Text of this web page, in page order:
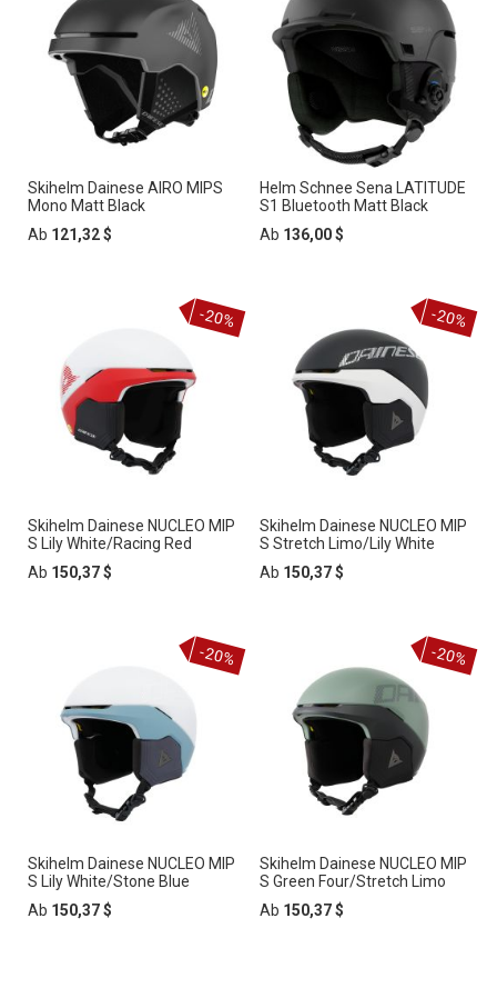
Skihelm Dainese AIRO MIPS
Mono Matt Black
Ab 121,32 $
Helm Schnee Sena LATITUDE
S1 Bluetooth Matt Black
Ab 136,00 $
Skihelm Dainese NUCLEO MIP
S Lily White/Racing Red
Ab 150,37 $
-20%
Skihelm Dainese NUCLEO MIP
S Stretch Limo/Lily White
Ab 150,37 $
-20%
Skihelm Dainese NUCLEO MIP
S Lily White/Stone Blue
Ab 150,37 $
-20%
Skihelm Dainese NUCLEO MIP
S Green Four/Stretch Limo
Ab 150,37 $
-20%